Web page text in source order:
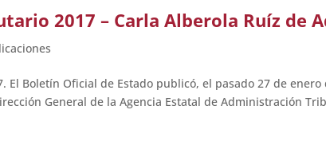
2017 – Carla Alberola Ruíz de
El Boletín Oficial de Estado publicó, el pasado 27 de enero
General de la Agencia Estatal de Administración